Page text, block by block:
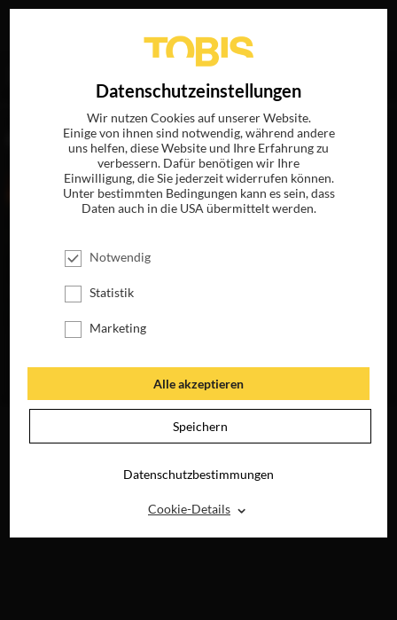
„David Ayer“ergab folgende Treffer
JETZT AUF BLU-
JETZT AUF BLU-
RAY, DVD &
DIGITAL
Datenschutzeinstellungen
Wir nutzen Cookies auf unserer Website.
Einige von ihnen sind notwendig, während andere
uns helfen, diese Website und Ihre Erfahrung zu
verbessern. Dafür benötigen wir Ihre
Einwilligung, die Sie jederzeit widerrufen können.
Unter bestimmten Bedingungen kann es sein, dass
Daten auch in die USA übermittelt werden.
Notwendig
Statistik
Marketing
Alle akzeptieren
Speichern
Datenschutzbestimmungen
Cookie-Details ⌃